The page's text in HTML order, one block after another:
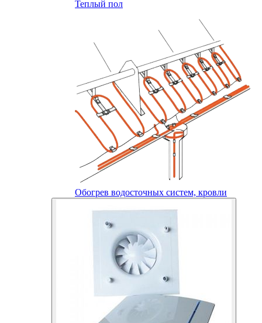
Теплый пол
Обогрев водосточных систем, кровли